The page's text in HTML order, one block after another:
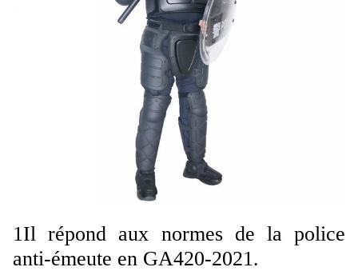
1Il répond aux normes de la police
anti-émeute en GA420-2021.